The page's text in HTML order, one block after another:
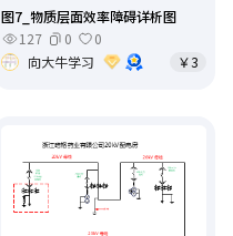
图7_物质层面效率障碍详析图
127
0
0
向大牛学习
￥3